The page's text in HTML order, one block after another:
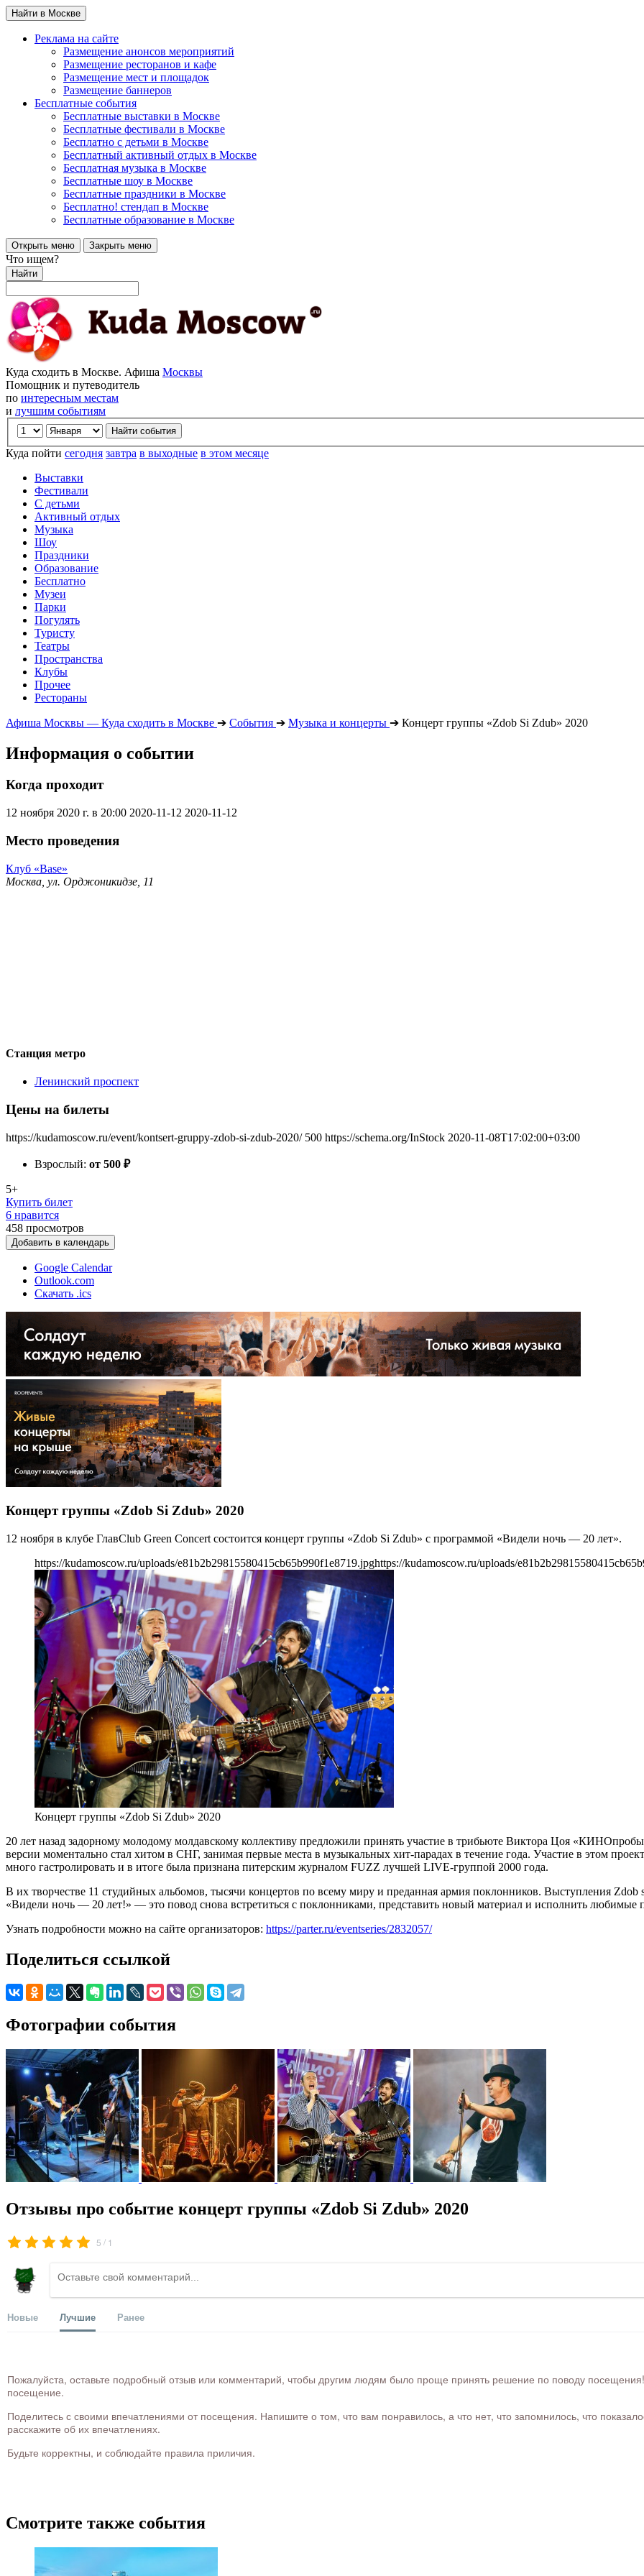
Найти в Москве
Реклама на сайте
Размещение анонсов мероприятий
Размещение ресторанов и кафе
Размещение мест и площадок
Размещение баннеров
Бесплатные события
Бесплатные выставки в Москве
Бесплатные фестивали в Москве
Бесплатно с детьми в Москве
Бесплатный активный отдых в Москве
Бесплатная музыка в Москве
Бесплатные шоу в Москве
Бесплатные праздники в Москве
Бесплатно! стендап в Москве
Бесплатные образование в Москве
Открыть меню Закрыть меню
Что ищем?
Найти
Куда сходить в Москве. Афиша Москвы
Помощник и путеводитель
по интересным местам
и лучшим событиям
Куда пойти сегодня завтра в выходные в этом месяце
Выставки
Фестивали
С детьми
Активный отдых
Музыка
Шоу
Праздники
Образование
Бесплатно
Музеи
Парки
Погулять
Туристу
Театры
Пространства
Клубы
Прочее
Рестораны
Афиша Москвы — Куда сходить в Москве ➔ События ➔ Музыка и концерты ➔ Концерт группы «Zdob Si Zdub» 2020
Информация о событии
Когда проходит
12 ноября 2020 г. в 20:00 2020-11-12 2020-11-12
Место проведения
Клуб «Base»
Москва, ул. Орджоникидзе, 11
Станция метро
Ленинский проспект
Цены на билеты
https://kudamoscow.ru/event/kontsert-gruppy-zdob-si-zdub-2020/ 500 https://schema.org/InStock 2020-11-08T17:02:00+03:00
Взрослый: от 500 ₽
5+
Купить билет
6 нравится
458 просмотров
Добавить в календарь
Google Calendar
Outlook.com
Скачать .ics
Концерт группы «Zdob Si Zdub» 2020
12 ноября в клубе ГлавClub Green Concert состоится концерт группы «Zdob Si Zdub» с программой «Видели ночь — 20 лет».
https://kudamoscow.ru/uploads/e81b2b29815580415cb65b990f1e8719.jpghttps://kudamoscow.ru/uploads/
Концерт группы «Zdob Si Zdub» 2020
20 лет назад задорному молодому молдавскому коллективу предложили принять участие в трибьюте Виктора Цоя
версии моментально стал хитом в СНГ, занимая первые места в музыкальных хит-парадах в течение года. Участие в этом
много гастролировать и в итоге была признана питерским журналом FUZZ лучшей LIVE-группой 2000 года.
В их творчестве 11 студийных альбомов, тысячи концертов по всему миру и преданная армия поклонников. Выступления
«Видели ночь — 20 лет!» — это повод снова встретиться с поклонниками, представить новый материал и исполнить любимые
Узнать подробности можно на сайте организаторов: https://parter.ru/eventseries/2832057/
Поделиться ссылкой
Фотографии события
Отзывы про событие концерт группы «Zdob Si Zdub» 2020
5 / 1
Новые Лучшие Ранее
Пожалуйста, оставьте подробный отзыв или комментарий, чтобы другим людям было проще принять решение по поводу посещения!
посещение.
Поделитесь с своими впечатлениями от посещения. Напишите о том, что вам понравилось, а что нет, что запомнилось, что
расскажите об их впечатлениях.
Будьте корректны, и соблюдайте правила приличия.
Смотрите также события